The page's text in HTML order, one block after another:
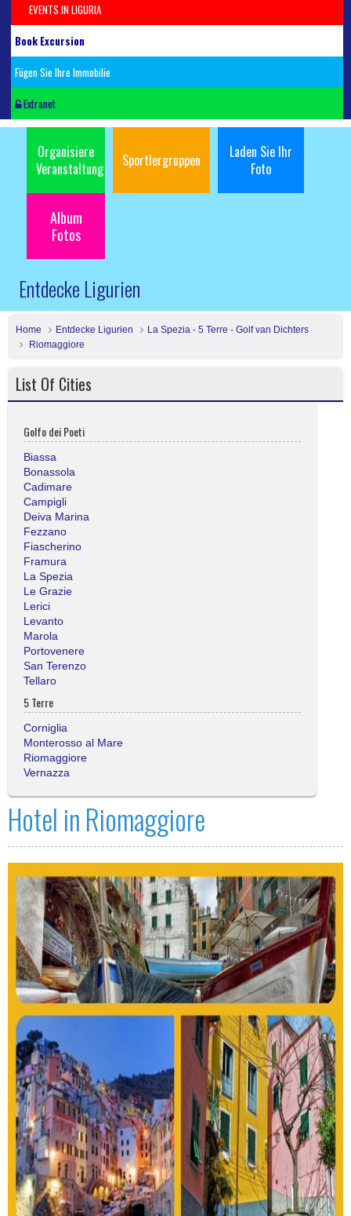
EVENTS IN LIGURIA
Book Excursion
Fügen Sie Ihre Immobilie
Extranet
Organisiere
Veranstaltung
Sportlergruppen
Laden Sie Ihr
Foto
Album
Fotos
Entdecke Ligurien
Home Entdecke Ligurien
La Spezia - 5 Terre - Golf van Dichters
Riomaggiore
List Of Cities
Golfo dei Poeti
Biassa
Bonassola
Cadimare
Campigli
Deiva Marina
Fezzano
Fiascherino
Framura
La Spezia
Le Grazie
Lerici
Levanto
Marola
Portovenere
San Terenzo
Tellaro
5 Terre
Corniglia
Monterosso al Mare
Riomaggiore
Vernazza
Hotel in Riomaggiore